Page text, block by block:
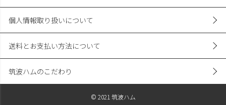
個人情報取り扱いについて
送料とお支払い方法について
筑波ハムのこだわり
© 2021 筑波ハム